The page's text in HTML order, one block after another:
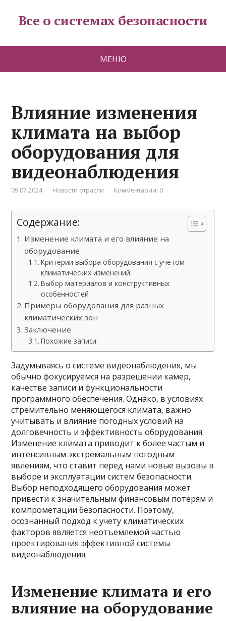
Все о системах безопасности
МЕНЮ
Влияние изменения
климата на выбор
оборудования для
видеонаблюдения
09.07.2024 Новости отрасли Комментарии: 0
Содержание:
Изменение климата и его влияние на
оборудование
Критерии выбора оборудования с учетом
климатических изменений
Выбор материалов и конструктивных
особенностей
Примеры оборудования для разных
климатических зон
Заключение
Похожие записи:
Задумываясь о системе видеонаблюдения, мы
обычно фокусируемся на разрешении камер,
качестве записи и функциональности
программного обеспечения. Однако, в условиях
стремительно меняющегося климата, важно
учитывать и влияние погодных условий на
долговечность и эффективность оборудования.
Изменение климата приводит к более частым и
интенсивным экстремальным погодным
явлениям, что ставит перед нами новые вызовы в
выборе и эксплуатации систем безопасности.
Выбор неподходящего оборудования может
привести к значительным финансовым потерям и
компрометации безопасности. Поэтому,
осознанный подход к учету климатических
факторов является неотъемлемой частью
проектирования эффективной системы
видеонаблюдения.
Изменение климата и его
влияние на оборудование